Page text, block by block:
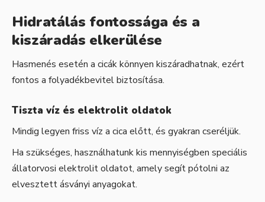
Hidratálás fontossága és a
kiszáradás elkerülése
Hasmenés esetén a cicák könnyen kiszáradhatnak, ezért
fontos a folyadékbevitel biztosítása.
Tiszta víz és elektrolit oldatok
Mindig legyen friss víz a cica előtt, és gyakran cseréljük.
Ha szükséges, használhatunk kis mennyiségben speciális
állatorvosi elektrolit oldatot, amely segít pótolni az
elvesztett ásványi anyagokat.